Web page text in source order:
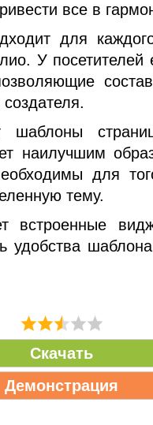
все в
для
У посетителей
шаблоны
наилучшим
для
тему.
встроенные
удобства
Скачать
Демонстрация